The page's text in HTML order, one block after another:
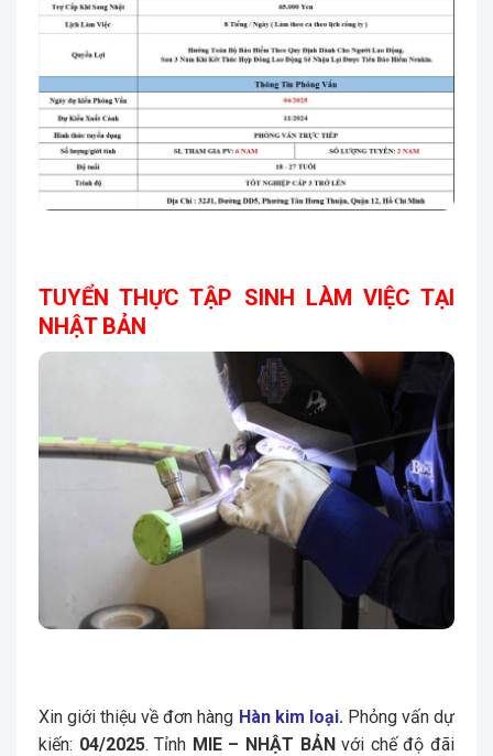
TUYỂN THỰC TẬP SINH LÀM VIỆC TẠI
NHẬT BẢN
Xin giới thiệu về đơn hàng Hàn kim loại. Phỏng vấn dự
kiến: 04/2025. Tỉnh MIE – NHẬT BẢNvới chế độ đãi